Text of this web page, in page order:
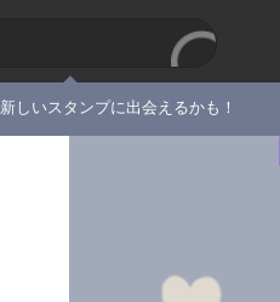
しいスタンプに出会えるかも！